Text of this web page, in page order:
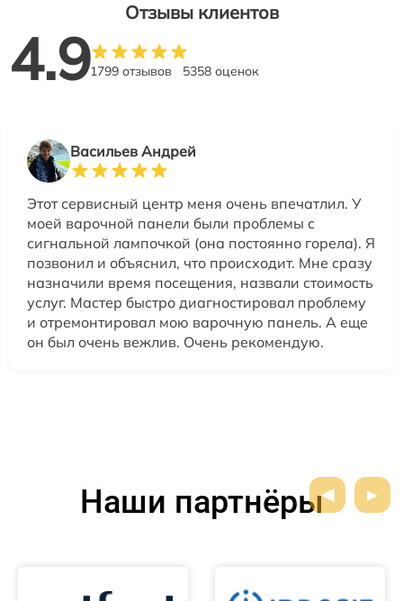
Отзывы клиентов
4.91799 отзывов 5358 оценок
Васильев Андрей
Этот сервисный центр меня очень впечатлил. У
моей варочной панели были проблемы с
сигнальной лампочкой (она постоянно горела). Я
позвонил и объяснил, что происходит. Мне сразу
назначили время посещения, назвали стоимость
услуг. Мастер быстро диагностировал проблему
и отремонтировал мою варочную панель. А еще
он был очень вежлив. Очень рекомендую.
Наши партнёры